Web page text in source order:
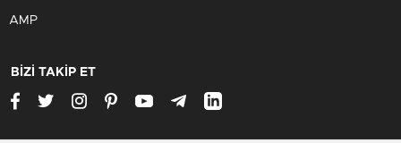
AMP
BİZİ TAKİP ET